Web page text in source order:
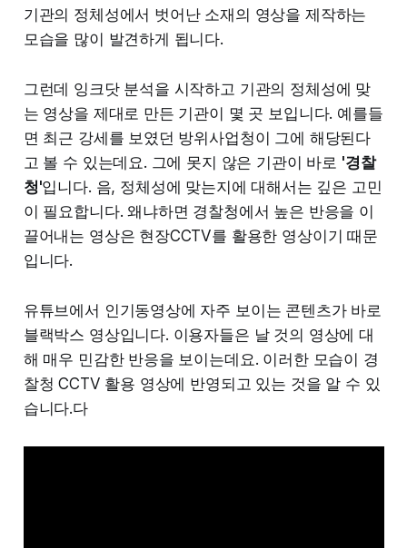
기관의 정체성에서 벗어난 소재의 영상을 제작하는
모습을 많이 발견하게 됩니다.
그런데 잉크닷 분석을 시작하고 기관의 정체성에 맞
는 영상을 제대로 만든 기관이 몇 곳 보입니다. 예를들
면 최근 강세를 보였던 방위사업청이 그에 해당된다
고 볼 수 있는데요. 그에 못지 않은 기관이 바로 '경찰
청'입니다. 음, 정체성에 맞는지에 대해서는 깊은 고민
이 필요합니다. 왜냐하면 경찰청에서 높은 반응을 이
끌어내는 영상은 현장CCTV를 활용한 영상이기 때문
입니다.
유튜브에서 인기동영상에 자주 보이는 콘텐츠가 바로
블랙박스 영상입니다. 이용자들은 날 것의 영상에 대
해 매우 민감한 반응을 보이는데요. 이러한 모습이 경
찰청 CCTV 활용 영상에 반영되고 있는 것을 알 수 있
습니다.다